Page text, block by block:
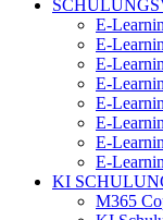
E-
E-
E-
E-
E-
E-
E-
E-
KI
M365